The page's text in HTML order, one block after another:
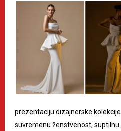
prezentaciju dizajnerske
suvremenu ženstvenost,